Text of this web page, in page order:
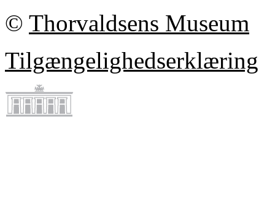
© Thorvaldsens Museum
Tilgængelighedserklæring